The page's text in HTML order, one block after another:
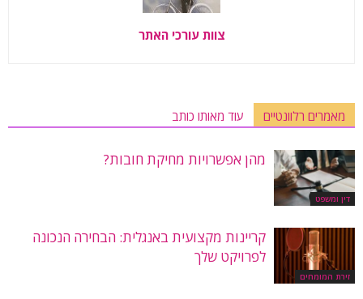
צוות עורכי האתר
מאמרים רלוונטיים עוד מאותו כותב
דין ומשפט
מהן אפשרויות מחיקת חובות?
זירת המומחים
קריינות מקצועית באנגלית: הבחירה הנכונה
לפרויקט שלך